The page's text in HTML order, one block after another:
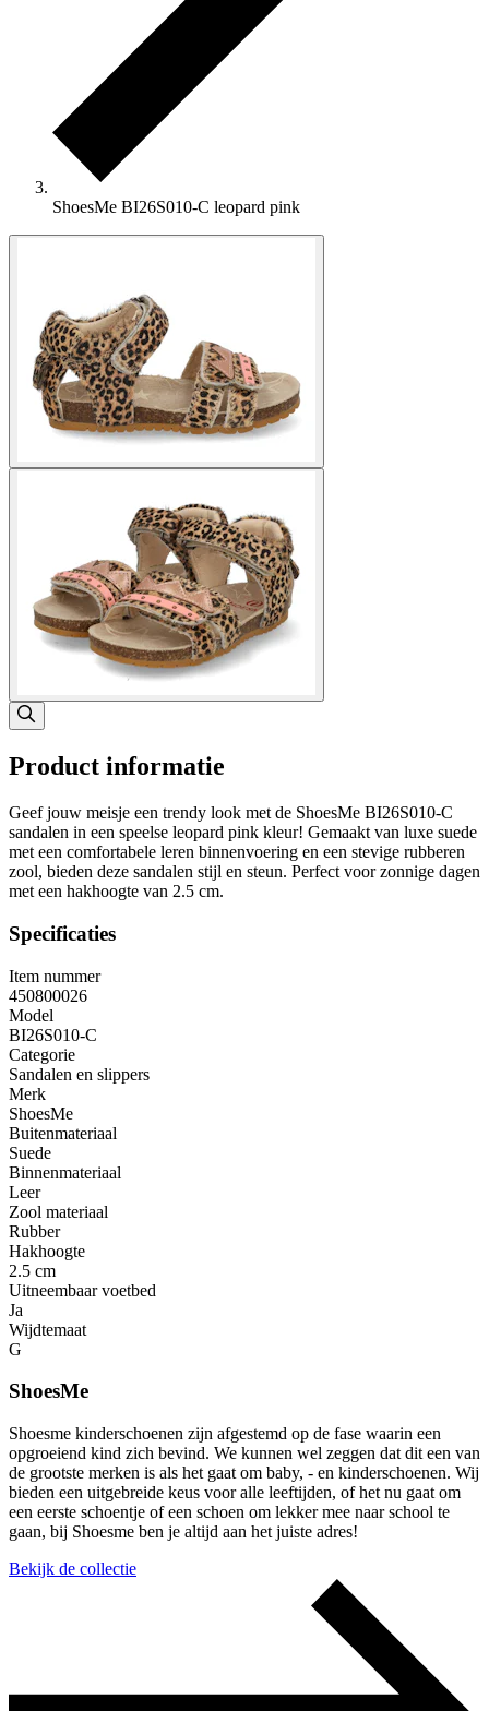
ShoesMe BI26S010-C leopard pink
Product informatie
Geef jouw meisje een trendy look met de ShoesMe BI26S010-C
sandalen in een speelse leopard pink kleur! Gemaakt van luxe suede
met een comfortabele leren binnenvoering en een stevige rubberen
zool, bieden deze sandalen stijl en steun. Perfect voor zonnige dagen
met een hakhoogte van 2.5 cm.
Specificaties
Item nummer
450800026
Model
BI26S010-C
Categorie
Sandalen en slippers
Merk
ShoesMe
Buitenmateriaal
Suede
Binnenmateriaal
Leer
Zool materiaal
Rubber
Hakhoogte
2.5 cm
Uitneembaar voetbed
Ja
Wijdtemaat
G
ShoesMe
Shoesme kinderschoenen zijn afgestemd op de fase waarin een
opgroeiend kind zich bevind. We kunnen wel zeggen dat dit een van
de grootste merken is als het gaat om baby, - en kinderschoenen. Wij
bieden een uitgebreide keus voor alle leeftijden, of het nu gaat om
een eerste schoentje of een schoen om lekker mee naar school te
gaan, bij Shoesme ben je altijd aan het juiste adres!
Bekijk de collectie